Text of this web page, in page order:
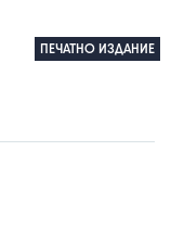
ПЕЧАТНО ИЗДАНИЕ